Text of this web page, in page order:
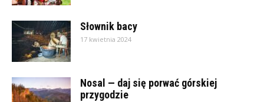
Słownik bacy
17 kwietnia 2024
Nosal — daj się porwać górskiej
przygodzie